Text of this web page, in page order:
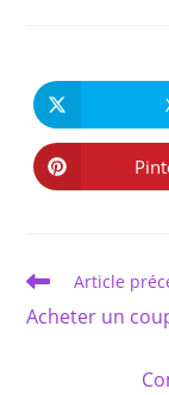
Read
more
articles
Article
Acheter un